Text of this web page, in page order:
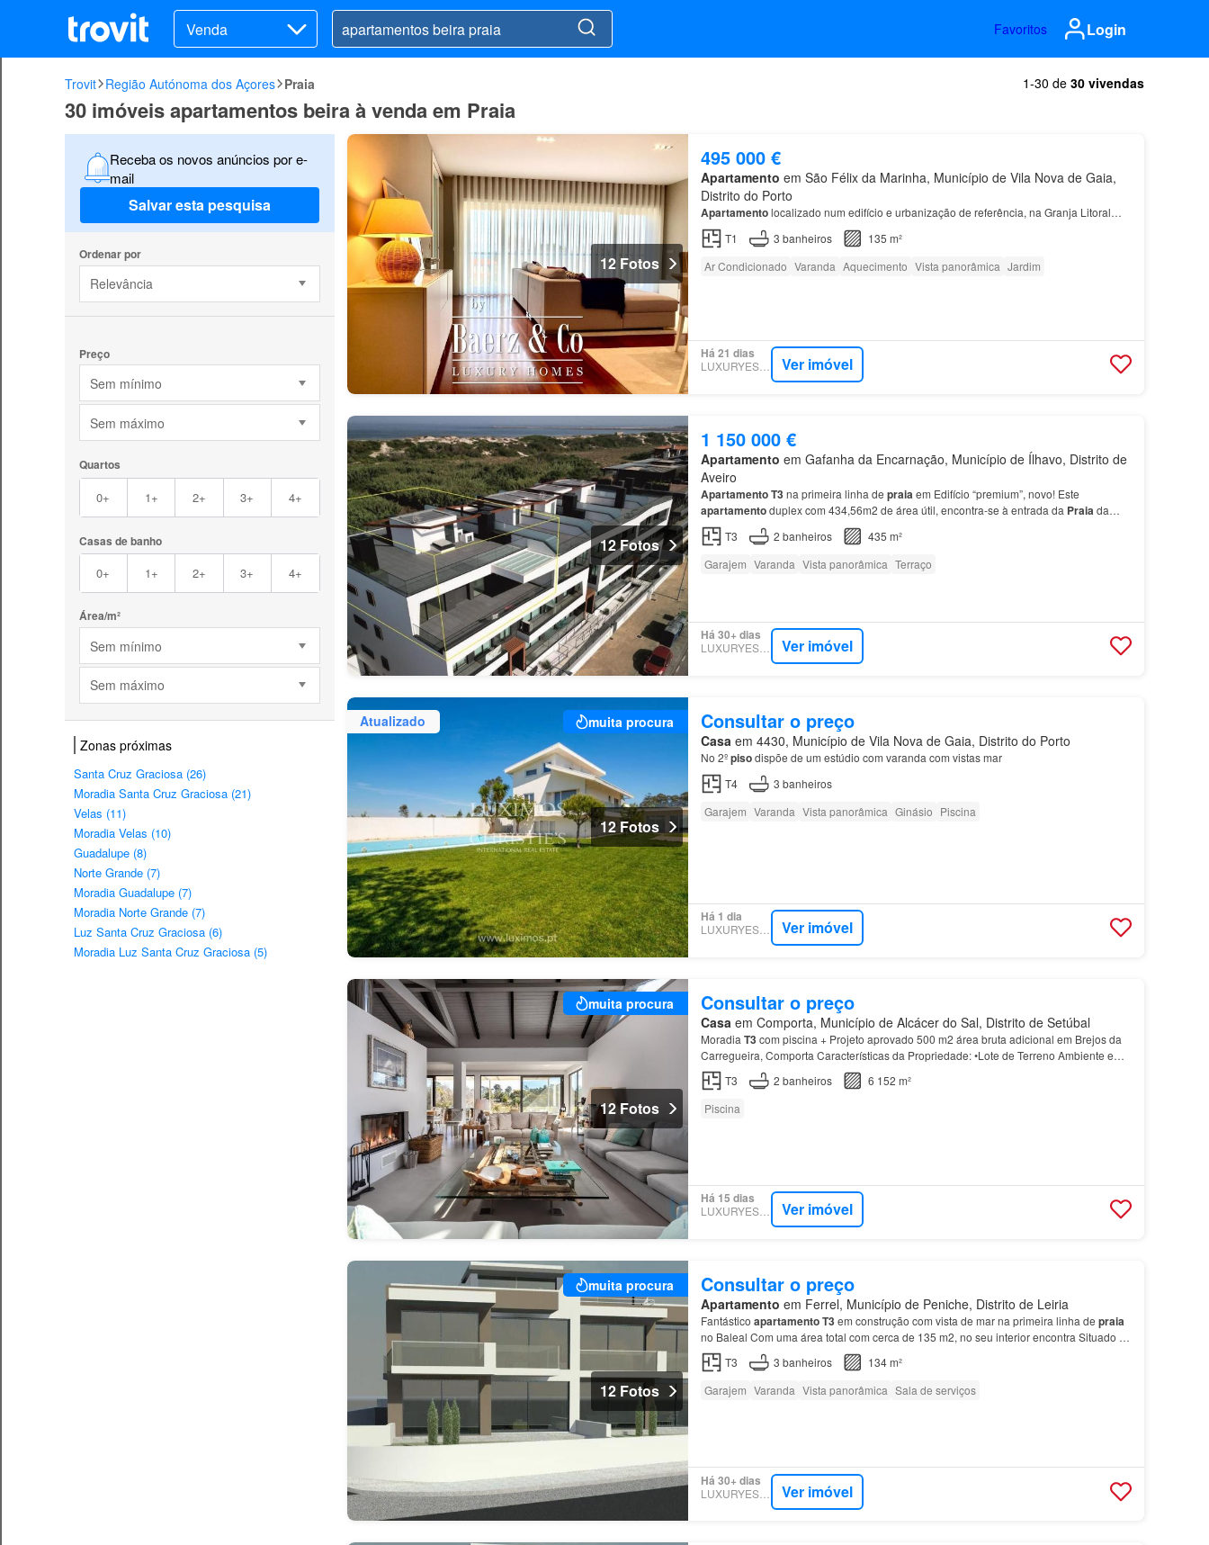
Venda Favoritos Login
Trovit Região Autónoma dos Açores Praia 1-30 de 30 vivendas
30 imóveis apartamentos beira à venda em Praia
Receba os novos anúncios por e-
mail
Salvar esta pesquisa
Ordenar por
Relevância
Preço
Sem mínimo
Sem máximo
Quartos
0+ 1+ 2+ 3+ 4+
Casas de banho
0+ 1+ 2+ 3+ 4+
Área/m²
Sem mínimo
Sem máximo
Zonas próximas
Santa Cruz Graciosa (26)
Moradia Santa Cruz Graciosa (21)
Velas (11)
Moradia Velas (10)
Guadalupe (8)
Norte Grande (7)
Moradia Guadalupe (7)
Moradia Norte Grande (7)
Luz Santa Cruz Graciosa (6)
Moradia Luz Santa Cruz Graciosa (5)
12 Fotos
495 000 €
Apartamento em São Félix da Marinha, Município de Vila Nova de Gaia,
Distrito do Porto
Apartamentolocalizado num edifício e urbanização de referência, na Granja Litoral…
T1
3 banheiros
135 m²
Ar Condicionado Varanda Aquecimento Vista panorâmica Jardim
Há 21 dias
LUXURYESTATE Ver imóvel
12 Fotos
1 150 000 €
Apartamento em Gafanha da Encarnação, Município de Ílhavo, Distrito de
Aveiro
ApartamentoT3na primeira linha de praiaem Edifício “premium”, novo! Este
apartamentoduplex com 434,56m2 de área útil, encontra-se à entrada da Praiada
Costa , sendo composto por 3 quartos (um é suite), duas casas de banho…
T3 2 banheiros
435 m²
Garajem Varanda Vista panorâmica Terraço
Há 30+ dias
LUXURYESTATE Ver imóvel
Atualizado muita procura
12 Fotos
Consultar o preço
Casa em 4430, Município de Vila Nova de Gaia, Distrito do Porto
No 2ºpisodispõe de um estúdio com varanda com vistas mar
T4
3 banheiros
Garajem Varanda Vista panorâmica Ginásio Piscina
Há 1 dia
LUXURYESTATE Ver imóvel
muita procura
12 Fotos
Consultar o preço
Casa em Comporta, Município de Alcácer do Sal, Distrito de Setúbal
Moradia T3com piscina + Projeto aprovado 500 m2 área bruta adicional em Brejos da
Carregueira, Comporta Características da Propriedade: •Lote de Terreno Ambiente e
Localização: Situada na deslumbrante região do Alentejo, a C…
T3 2 banheiros
6 152 m²
Piscina
Há 15 dias
LUXURYESTATE Ver imóvel
muita procura
12 Fotos
Consultar o preço
Apartamento em Ferrel, Município de Peniche, Distrito de Leiria
Fantástico apartamentoT3em construção com vista de mar na primeira linha de praia
no Baleal Com uma área total com cerca de 135 m2, no seu interior encontra Situado na
primeira linha de
T3 3 banheiros
134 m²
Garajem Varanda Vista panorâmica Sala de serviços
Há 30+ dias
LUXURYESTATE Ver imóvel